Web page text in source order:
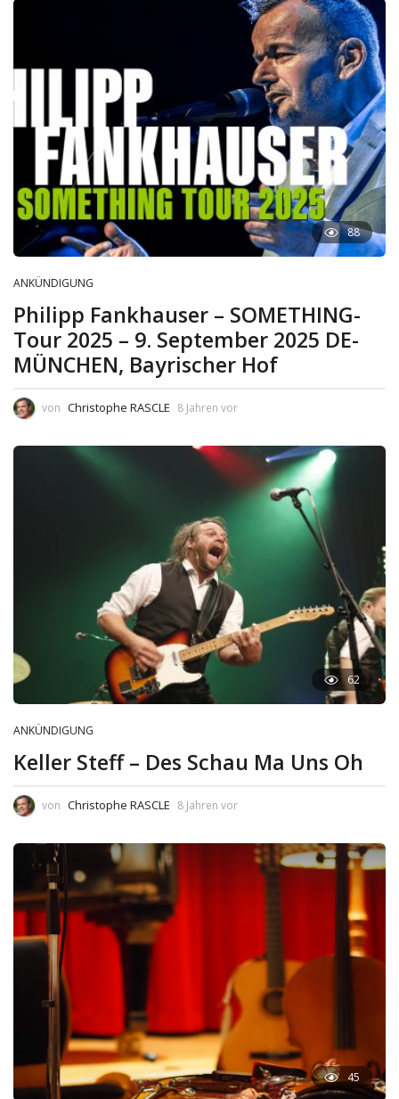
88
ANKÜNDIGUNG
Philipp Fankhauser – SOMETHING-
Tour 2025 – 9. September 2025 DE-
MÜNCHEN, Bayrischer Hof
von Christophe RASCLE 8 Jahren vor
62
ANKÜNDIGUNG
Keller Steff – Des Schau Ma Uns Oh
von Christophe RASCLE 8 Jahren vor
45